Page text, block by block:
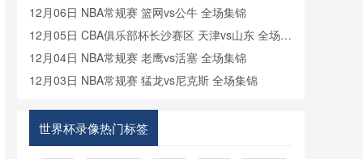
放
12月06日 NBA常规赛 篮网vs公牛 全场集锦
12月05日 CBA俱乐部杯长沙赛区 天津vs山东 全场录
像回放
12月04日 NBA常规赛 老鹰vs活塞 全场集锦
12月03日 NBA常规赛 猛龙vs尼克斯 全场集锦
世界杯录像热门标签